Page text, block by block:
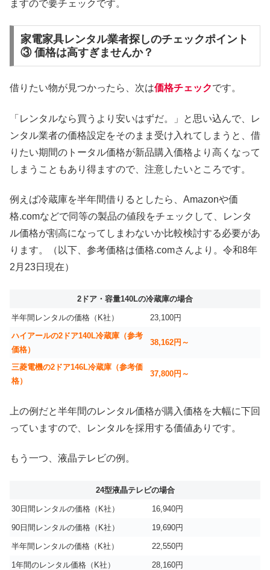
ますので要チェックです。
家電家具レンタル業者探しのチェックポイント
③ 価格は高すぎませんか？
借りたい物が見つかったら、次は価格チェックです。
「レンタルなら買うより安いはずだ。」と思い込んで、レ
ンタル業者の価格設定をそのまま受け入れてしまうと、借
りたい期間のトータル価格が新品購入価格より高くなって
しまうこともあり得ますので、注意したいところです。
例えば冷蔵庫を半年間借りるとしたら、Amazonや価
格.comなどで同等の製品の値段をチェックして、レンタ
ル価格が割高になってしまわないか比較検討する必要があ
ります。（以下、参考価格は価格.comさんより。令和8年
2月23日現在）
2ドア・容量140Lの冷蔵庫の場合
半年間レンタルの価格（K社）
23,100円
ハイアールの2ドア140L冷蔵庫（参考
価格）
38,162円～
三菱電機の2ドア146L冷蔵庫（参考価
格）
37,800円～
上の例だと半年間のレンタル価格が購入価格を大幅に下回
っていますので、レンタルを採用する価値ありです。
もう一つ、液晶テレビの例。
24型液晶テレビの場合
30日間レンタルの価格（K社） 16,940円
90日間レンタルの価格（K社） 19,690円
半年間レンタルの価格（K社） 22,550円
1年間のレンタル価格（K社） 28,160円